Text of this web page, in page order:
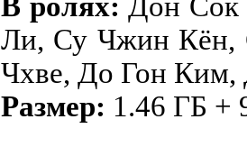
Ли, Су Чжин
Чхве, До Гон
Размер: 1.46 ГБ +